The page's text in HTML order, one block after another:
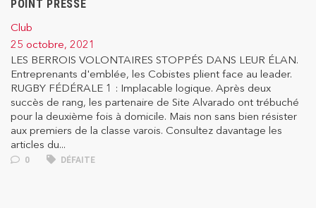
POINT PRESSE
Club
25 octobre, 2021
LES BERROIS VOLONTAIRES STOPPÉS DANS LEUR ÉLAN.
Entreprenants d'emblée, les Cobistes plient face au leader.
RUGBY FÉDÉRALE 1 : Implacable logique. Après deux
succès de rang, les partenaire de Site Alvarado ont trébuché
pour la deuxième fois à domicile. Mais non sans bien résister
aux premiers de la classe varois. Consultez davantage les
articles du...
0 DÉFAITE